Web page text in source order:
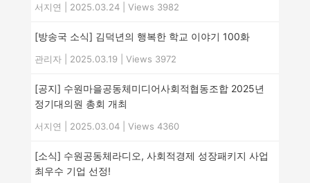
서지연 2025.03.24 Views 3982
[방송국 소식] 김덕년의 행복한 학교 이야기 100화
관리자 2025.03.19 Views 3972
[공지] 수원마을공동체미디어사회적협동조합 2025년
정기대의원 총회 개최
서지연 2025.03.04 Views 4360
[소식] 수원공동체라디오, 사회적경제 성장패키지 사업
최우수 기업 선정!